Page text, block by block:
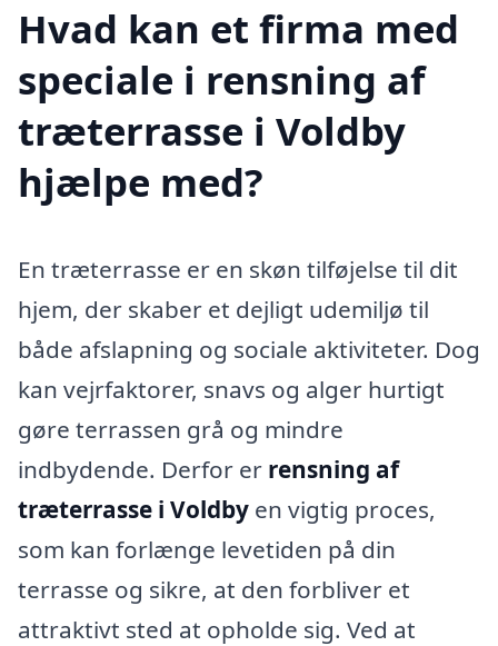
Hvad kan et firma med
speciale i rensning af
træterrasse i Voldby
hjælpe med?
En træterrasse er en skøn tilføjelse til dit
hjem, der skaber et dejligt udemiljø til
både afslapning og sociale aktiviteter. Dog
kan vejrfaktorer, snavs og alger hurtigt
gøre terrassen grå og mindre
indbydende. Derfor er rensning af
træterrasse i Voldby en vigtig proces,
som kan forlænge levetiden på din
terrasse og sikre, at den forbliver et
attraktivt sted at opholde sig. Ved at